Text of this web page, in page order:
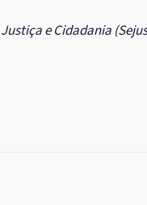
e Cidadania